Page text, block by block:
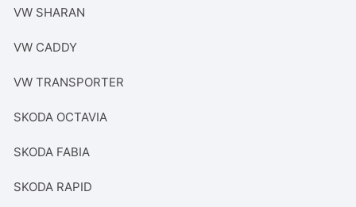
VW SHARAN
VW CADDY
VW TRANSPORTER
SKODA OCTAVIA
SKODA FABIA
SKODA RAPID